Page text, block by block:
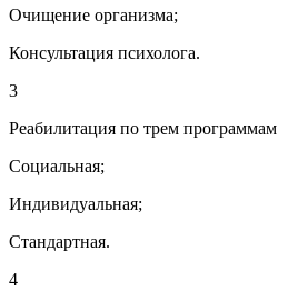
Очищение организма;
Консультация психолога.
3
Реабилитация по трем программам
Социальная;
Индивидуальная;
Стандартная.
4